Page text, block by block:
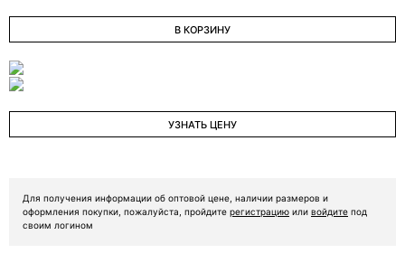
В КОРЗИНУ
УЗНАТЬ ЦЕНУ
Для получения информации об оптовой цене, наличии размеров и
оформления покупки, пожалуйста, пройдите регистрацию или войдите под
своим логином